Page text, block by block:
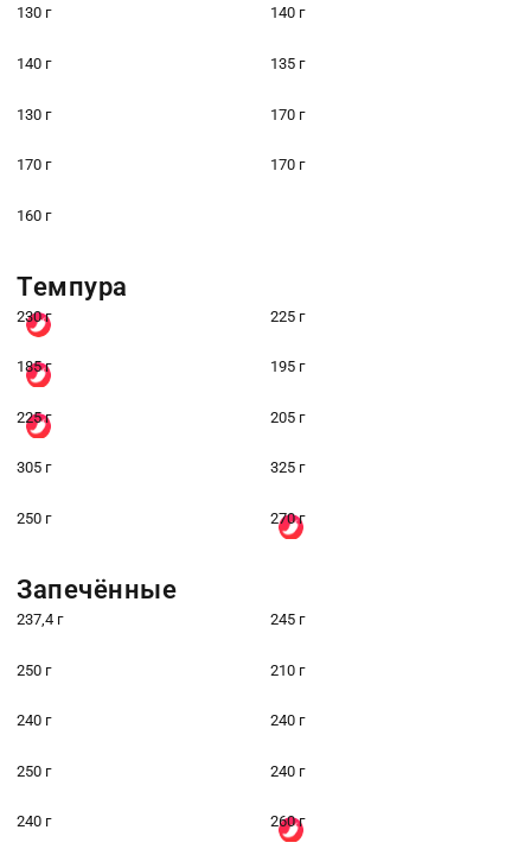
130 г 140 г
140 г 135 г
130 г 170 г
170 г 170 г
160 г
Темпура
230 г 225 г
185 г 195 г
225 г 205 г
305 г 325 г
250 г 270 г
Запечённые
237,4 г 245 г
250 г 210 г
240 г 240 г
250 г 240 г
240 г 260 г